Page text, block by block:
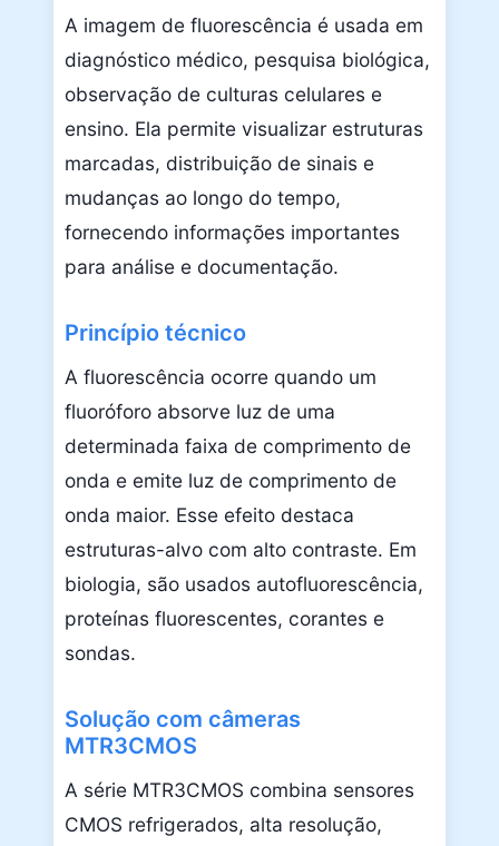
A imagem de fluorescência é usada em
diagnóstico médico, pesquisa biológica,
observação de culturas celulares e
ensino. Ela permite visualizar estruturas
marcadas, distribuição de sinais e
mudanças ao longo do tempo,
fornecendo informações importantes
para análise e documentação.
Princípio técnico
A fluorescência ocorre quando um
fluoróforo absorve luz de uma
determinada faixa de comprimento de
onda e emite luz de comprimento de
onda maior. Esse efeito destaca
estruturas-alvo com alto contraste. Em
biologia, são usados autofluorescência,
proteínas fluorescentes, corantes e
sondas.
Solução com câmeras
MTR3CMOS
A série MTR3CMOS combina sensores
CMOS refrigerados, alta resolução,